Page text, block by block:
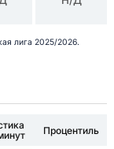
лига 2025/2026.
Процентиль